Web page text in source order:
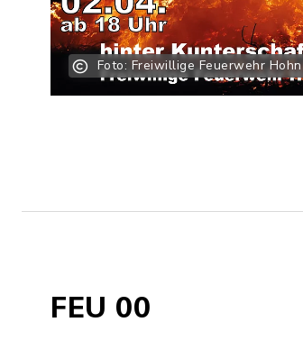
Foto: Freiwillige Feuerwehr Hohn
FEU 00